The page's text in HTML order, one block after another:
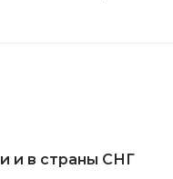
и в страны СНГ